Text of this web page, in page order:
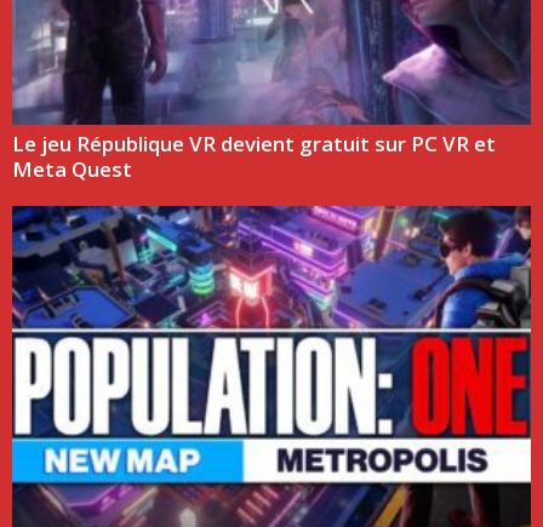
Le jeu République VR devient gratuit sur PC VR et
Meta Quest